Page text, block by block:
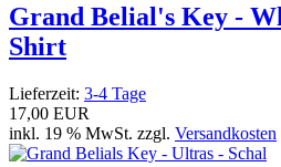
Grand Belial's Key -
Shirt
Lieferzeit: 3-4 Tage
17,00 EUR
inkl. 19 % MwSt. zzgl. Versandkosten